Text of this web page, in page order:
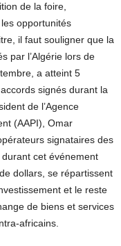
de la foire,
les opportunités
il faut souligner que la
par l’Algérie lors de
a atteint 5
signés durant la
de l’Agence
(AAPI), Omar
signataires des
cet événement
dollars, se répartissent
et le reste
de biens et services
africains.